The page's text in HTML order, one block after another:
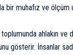
bir muhafız ve ölçüm
toplumunda ahlakın
gösterir. İnsanlar